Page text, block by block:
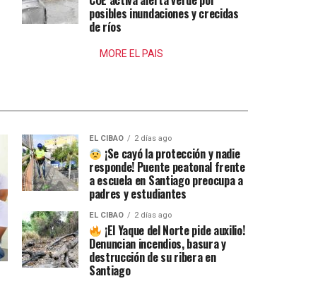
posibles inundaciones y crecidas
de ríos
MORE EL PAIS
EL CIBAO 2 días ago
¡Se cayó la protección y nadie
responde! Puente peatonal frente
a escuela en Santiago preocupa a
padres y estudiantes
EL CIBAO 2 días ago
¡El Yaque del Norte pide auxilio!
Denuncian incendios, basura y
destrucción de su ribera en
Santiago